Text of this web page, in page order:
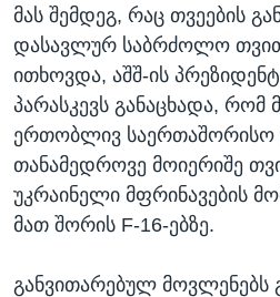
მას შემდეგ, რაც თვეების
დასავლურ საბრძოლო
ითხოვდა, აშშ-ის
პარასკევს განაცხადა, რომ
ერთობლივ საერთაშორისო
თანამედროვე მოიერიშე
უკრაინელი მფრინავების
მათ შორის F-16-ებზე.
განვითარებულ მოვლენებს